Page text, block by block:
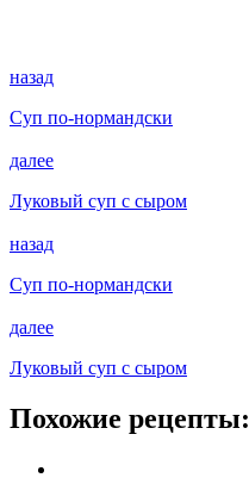
назад
Суп по-нормандски
далее
Луковый суп с сыром
назад
Суп по-нормандски
далее
Луковый суп с сыром
Похожие рецепты: